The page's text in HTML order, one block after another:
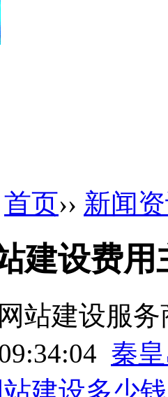
首页›› 新闻
建设费
站建设服
秦
建设多少钱